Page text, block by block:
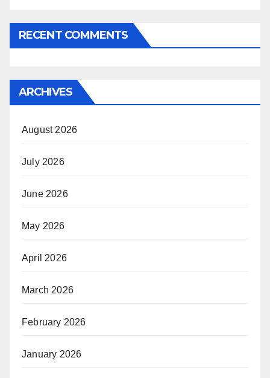
RECENT COMMENTS
ARCHIVES
August 2026
July 2026
June 2026
May 2026
April 2026
March 2026
February 2026
January 2026